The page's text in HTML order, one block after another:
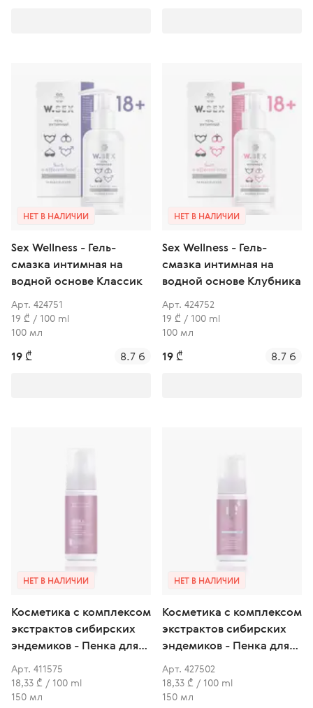
НЕТ В НАЛИЧИИ
Sex Wellness - Гель-
смазка интимная на
водной основе Классик
Арт. 424751
19 ₾ / 100 ml
100 мл
19 ₾ 8.7 б
НЕТ В НАЛИЧИИ
Sex Wellness - Гель-
смазка интимная на
водной основе Клубника
Арт. 424752
19 ₾ / 100 ml
100 мл
19 ₾ 8.7 б
НЕТ В НАЛИЧИИ
Косметика с комплексом
экстрактов сибирских
эндемиков - Пенка для
интимной гигиены
Арт. 411575
18,33 ₾ / 100 ml
150 мл
НЕТ В НАЛИЧИИ
Косметика с комплексом
экстрактов сибирских
эндемиков - Пенка для
интимной гигиены
Арт. 427502
18,33 ₾ / 100 ml
150 мл